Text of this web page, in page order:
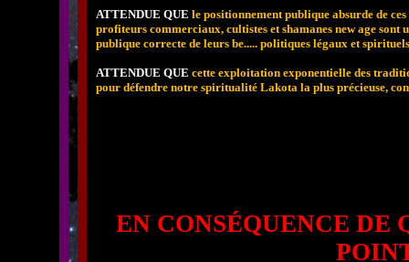
ATTENDUE QUE le positionnement publique absurde de
profiteurs commerciaux, cultistes et shamanes new age
publique correcte de leurs be..... politiques légaux et
ATTENDUE QUE cette exploitation exponentielle des
pour défendre notre spiritualité Lakota la plus précieuse,
EN CONSÉQUENCE DE